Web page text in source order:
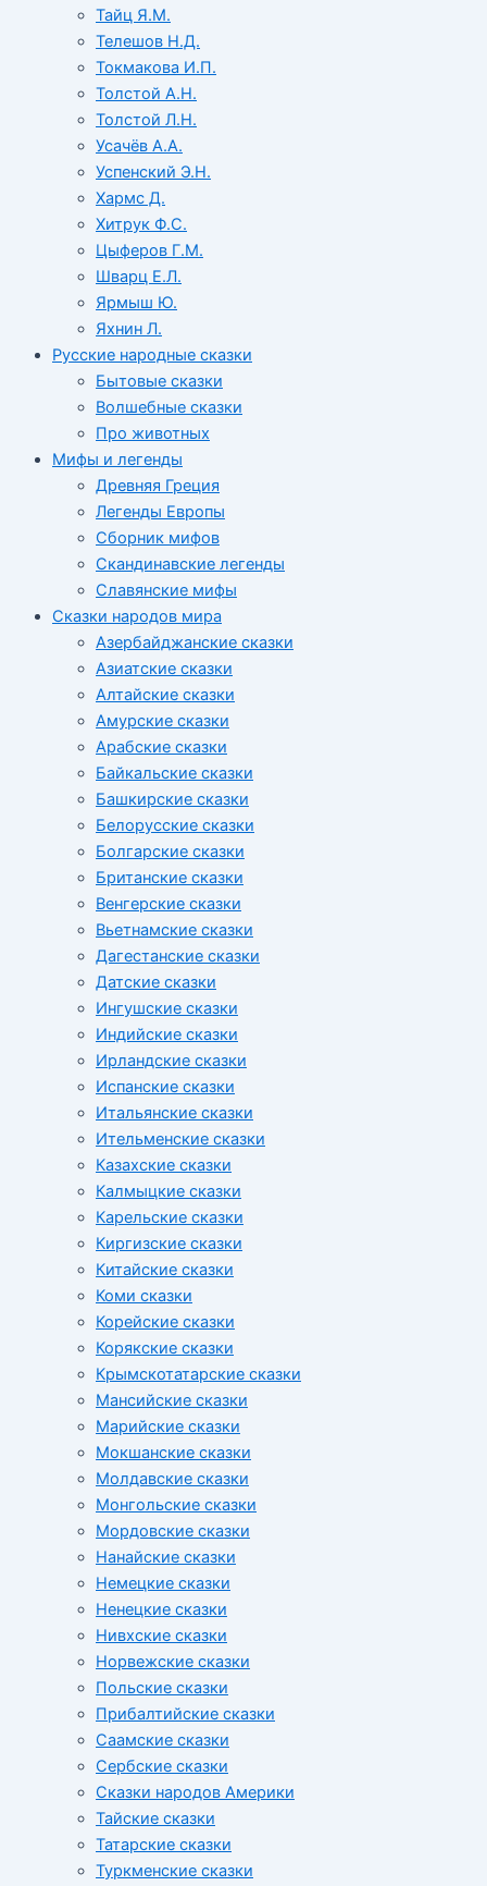
Тайц Я.М.
Телешов Н.Д.
Токмакова И.П.
Толстой А.Н.
Толстой Л.Н.
Усачёв А.А.
Успенский Э.Н.
Хармс Д.
Хитрук Ф.С.
Цыферов Г.М.
Шварц Е.Л.
Ярмыш Ю.
Яхнин Л.
Русские народные сказки
Бытовые сказки
Волшебные сказки
Про животных
Мифы и легенды
Древняя Греция
Легенды Европы
Сборник мифов
Скандинавские легенды
Славянские мифы
Сказки народов мира
Азербайджанские сказки
Азиатские сказки
Алтайские сказки
Амурские сказки
Арабские сказки
Байкальские сказки
Башкирские сказки
Белорусские сказки
Болгарские сказки
Британские сказки
Венгерские сказки
Вьетнамские сказки
Дагестанские сказки
Датские сказки
Ингушские сказки
Индийские сказки
Ирландские сказки
Испанские сказки
Итальянские сказки
Ительменские сказки
Казахские сказки
Калмыцкие сказки
Карельские сказки
Киргизские сказки
Китайские сказки
Коми сказки
Корейские сказки
Корякские сказки
Крымскотатарские сказки
Мансийские сказки
Марийские сказки
Мокшанские сказки
Молдавские сказки
Монгольские сказки
Мордовские сказки
Нанайские сказки
Немецкие сказки
Ненецкие сказки
Нивхские сказки
Норвежские сказки
Польские сказки
Прибалтийские сказки
Cаамские сказки
Сербские сказки
Сказки народов Америки
Тайские сказки
Татарские сказки
Туркменские сказки